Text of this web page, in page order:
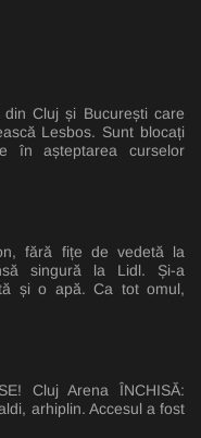
Cluj și București care
Lesbos. Sunt blocați
în așteptarea curselor
fără fițe de vedetă la
singură la Lidl. Și-a
și o apă. Ca tot omul,
Cluj Arena ÎNCHISĂ:
arhiplin. Accesul a fost